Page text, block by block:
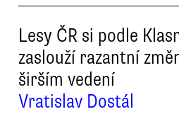
Lesy ČR si podle
zaslouží razantní
širším vedení
Vratislav Dostál